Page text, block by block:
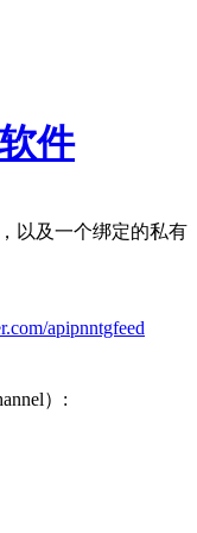
件
以及一个绑定的私有
apipnntgfeed
）: